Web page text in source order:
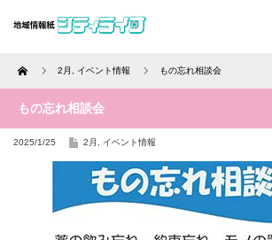
Home 2月 イベント情報 もの忘れ相談会
もの忘れ相談会
2025/1/25 2月 イベント情報